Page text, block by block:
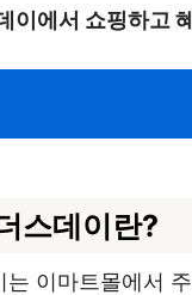
이에서 쇼핑하고
스데이란?
는 이마트몰에서